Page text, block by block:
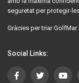
seguretat per protegir-
Gràcies per triar GolfMar
Social Links: